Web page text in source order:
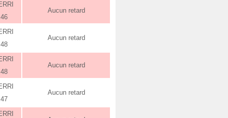
Aucun retard
Aucun retard
Aucun retard
Aucun retard